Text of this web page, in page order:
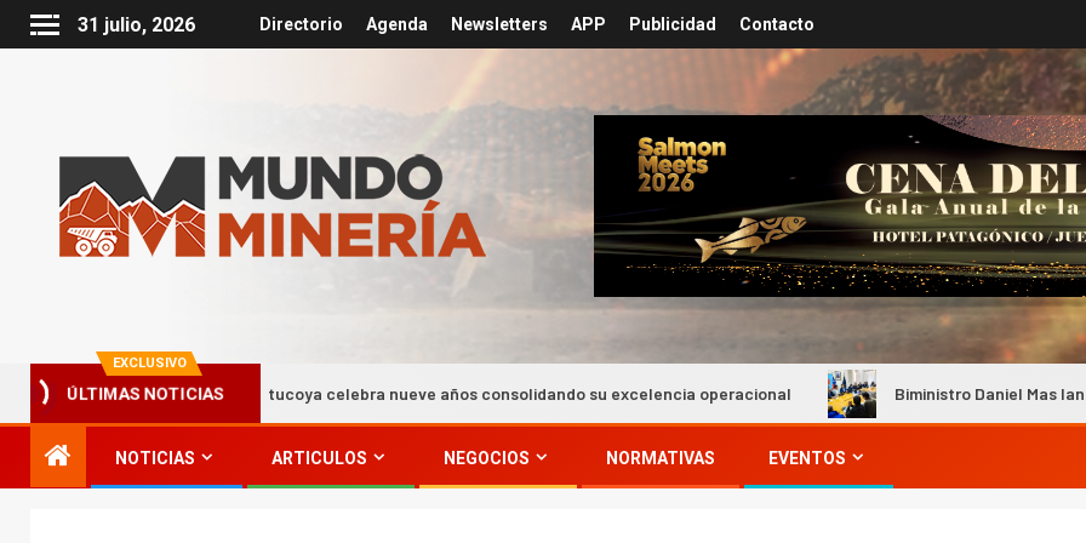
31 julio, 2026 Directorio Agenda Newsletters APP Publicidad Contacto
EXCLUSIVO
ÚLTIMAS NOTICIAS
Minera Antucoya celebra nueve años consolidando su excelencia operacional Biministro Daniel Mas lanza plan
NOTICIAS ARTICULOS NEGOCIOS NORMATIVAS EVENTOS